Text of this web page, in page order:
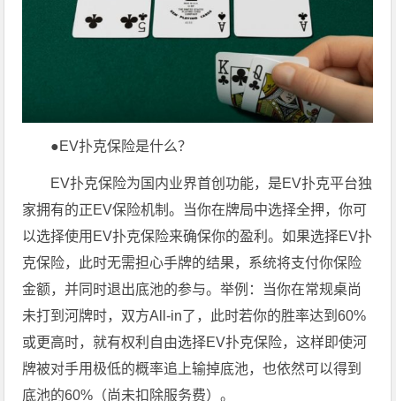
●EV扑克保险是什么？
EV扑克保险为国内业界首创功能，是EV扑克平台独
家拥有的正EV保险机制。当你在牌局中选择全押，你可
以选择使用EV扑克保险来确保你的盈利。如果选择EV扑
克保险，此时无需担心手牌的结果，系统将支付你保险
金额，并同时退出底池的参与。举例：当你在常规桌尚
未打到河牌时，双方All-in了，此时若你的胜率达到60%
或更高时，就有权利自由选择EV扑克保险，这样即使河
牌被对手用极低的概率追上输掉底池，也依然可以得到
底池的60%（尚未扣除服务费）。